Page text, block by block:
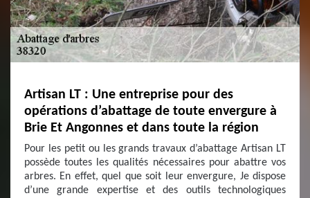
Artisan LT : Une entreprise pour des
opérations d’abattage de toute envergure à
Brie Et Angonnes et dans toute la région
Pour les petit ou les grands travaux d’abattage Artisan LT
possède toutes les qualités nécessaires pour abattre vos
arbres. En effet, quel que soit leur envergure, Je dispose
d’une grande expertise et des outils technologiques